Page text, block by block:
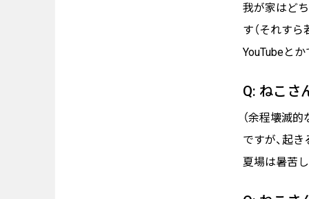
我が家はど
す（それすら
YouTubeと
Q: ねこさ
（余程壊滅
ですが、起
夏場は暑苦